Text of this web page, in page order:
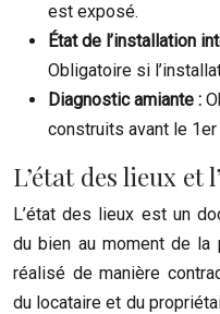
est exposé.
État de l’installation
Obligatoire si
Diagnostic amiante :
construits avant le
L’état des lieux et
L’état des lieux est un
du bien au moment de
réalisé de manière
du locataire et du